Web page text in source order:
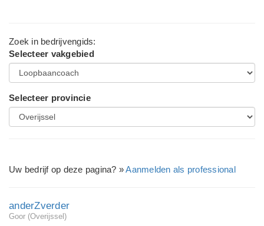
Zoek in bedrijvengids:
Selecteer vakgebied
Selecteer provincie
Uw bedrijf op deze pagina? »Aanmelden als professional
anderZverder
Goor (Overijssel)